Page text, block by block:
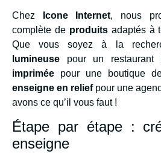
Chez Icone Internet, nous
complète de produitsadaptés à
Que vous soyez à la
lumineuse pour un
imprimée pour une boutique
enseigne en reliefpour une
avons ce qu’il vous faut !
Étape par étape :
enseigne